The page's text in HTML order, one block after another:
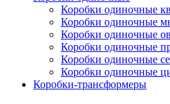
Коробки одиночные
Коробки одиночные
Коробки одиночные
Коробки одиночные
Коробки одиночные
Коробки одиночные
Коробки-трансформеры